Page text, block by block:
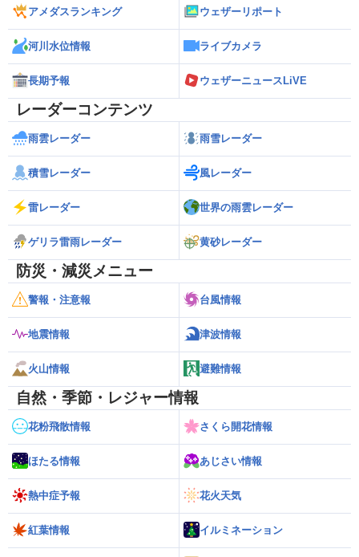
アメダスランキング ウェザーリポート
河川水位情報 ライブカメラ
長期予報 ウェザーニュースLiVE
レーダーコンテンツ
雨雲レーダー 雨雪レーダー
積雪レーダー 風レーダー
雷レーダー 世界の雨雲レーダー
ゲリラ雷雨レーダー 黄砂レーダー
防災・減災メニュー
警報・注意報 台風情報
地震情報 津波情報
火山情報 避難情報
自然・季節・レジャー情報
花粉飛散情報 さくら開花情報
ほたる情報 あじさい情報
熱中症予報 花火天気
紅葉情報 イルミネーション